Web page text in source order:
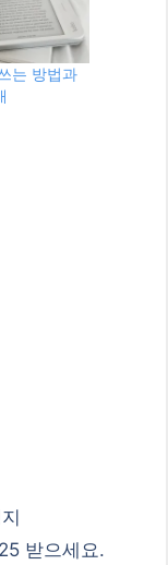
는 방법과
받으세요.